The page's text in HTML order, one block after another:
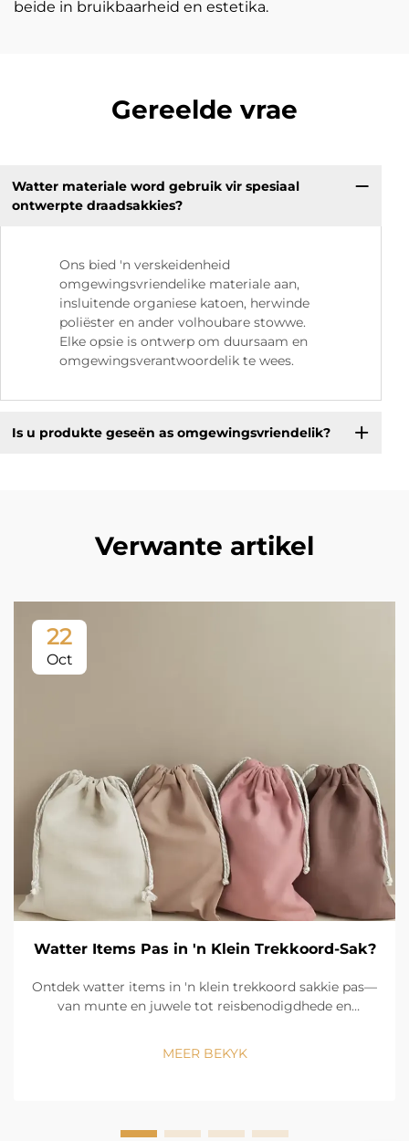
beide in bruikbaarheid en estetika.
Gereelde vrae
Watter materiale word gebruik vir spesiaal
ontwerpte draadsakkies?
Ons bied 'n verskeidenheid
omgewingsvriendelike materiale aan,
insluitende organiese katoen, herwinde
poliëster en ander volhoubare stowwe.
Elke opsie is ontwerp om duursaam en
omgewingsverantwoordelik te wees.
Is u produkte geseën as omgewingsvriendelik?
Verwante artikel
22
Oct
Watter Items Pas in 'n Klein Trekkoord-Sak?
Ontdek watter items in 'n klein trekkoord sakkie pas—
van munte en juwele tot reisbenodigdhede en
MEER BEKYK